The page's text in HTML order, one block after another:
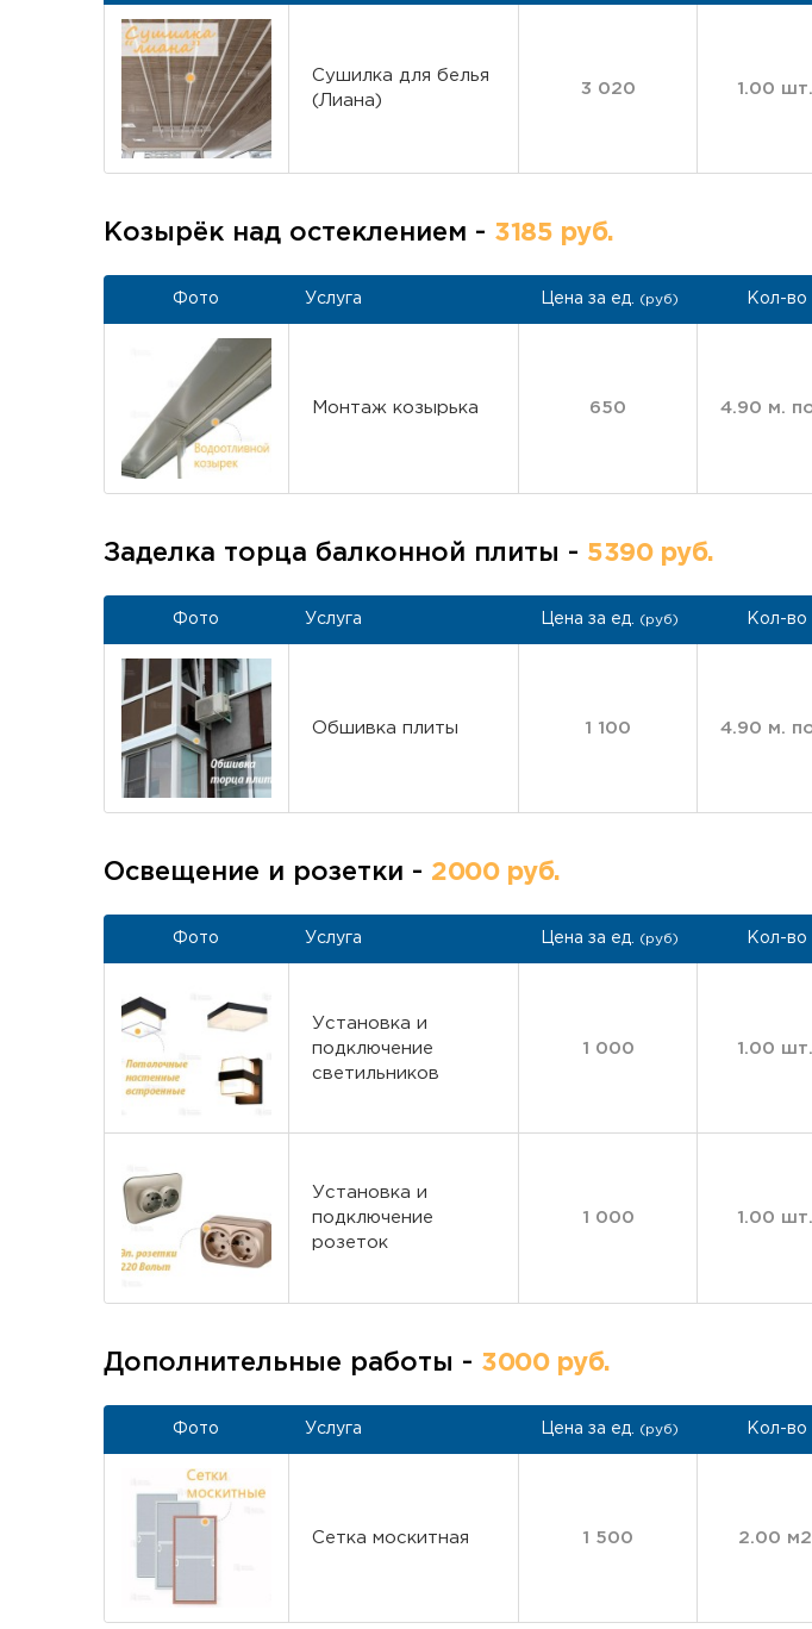
Важно:
Сушилка для белья
(Лиана)
3 020 1.00 шт.
Козырёк над остеклением - 3185 руб.
Фото Услуга Цена за ед. (руб) Кол-во
Монтаж козырька 650 4.90 м.
Заделка торца балконной плиты - 5390 руб.
Фото Услуга Цена за ед. (руб) Кол-во
Обшивка плиты 1 100 4.90 м.
Освещение и розетки - 2000 руб.
Фото Услуга Цена за ед. (руб) Кол-во
Установка и
подключение
светильников
1 000 1.00 шт.
Установка и
подключение
розеток
1 000 1.00 шт.
Дополнительные работы - 3000 руб.
Фото Услуга Цена за ед. (руб) Кол-во
Сетка москитная 1 500 2.00 м2